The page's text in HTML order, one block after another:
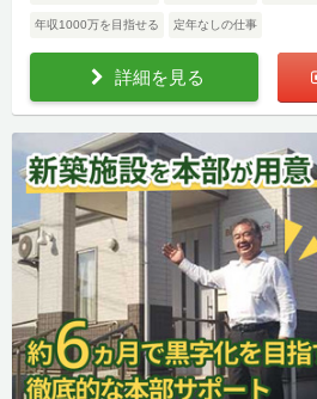
年収1000万を目指せる 定年なしの仕事
詳細を見る